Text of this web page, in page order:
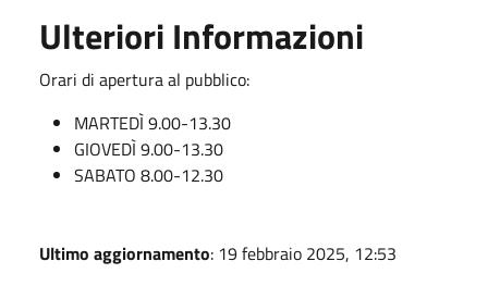
Ulteriori Informazioni
Orari di apertura al pubblico:
MARTEDÌ 9.00-13.30
GIOVEDÌ 9.00-13.30
SABATO 8.00-12.30
Ultimo aggiornamento: 19 febbraio 2025, 12:53